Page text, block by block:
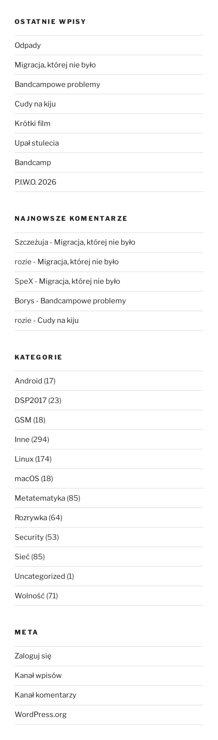
OSTATNIE WPISY
Odpady
Migracja, której nie było
Bandcampowe problemy
Cudy na kiju
Krótki film
Upał stulecia
Bandcamp
P.I.W.O. 2026
NAJNOWSZE KOMENTARZE
Szczeżuja - Migracja, której nie było
rozie - Migracja, której nie było
SpeX - Migracja, której nie było
Borys - Bandcampowe problemy
rozie - Cudy na kiju
KATEGORIE
Android (17)
DSP2017 (23)
GSM (18)
Inne (294)
Linux (174)
macOS (18)
Metatematyka (85)
Rozrywka (64)
Security (53)
Sieć (85)
Uncategorized (1)
Wolność (71)
META
Zaloguj się
Kanał wpisów
Kanał komentarzy
WordPress.org